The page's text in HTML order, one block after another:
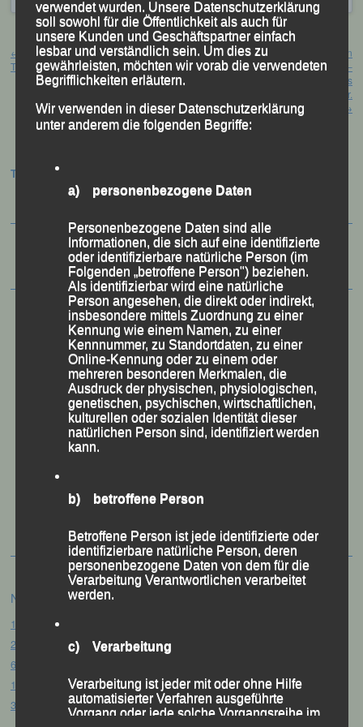
Beitragsnavigation
←
Alpe Adria Ultra Trainl
Travisio (ITA), 29. Mai 2022
Siegfried Kapfer führt jetzt die DJK in
der Diözese – Führung komplett neu –
Peter Schade mit stehendem Applaus
verabschiedet – Weltschiedsrichter Dr.
Brych gab Einblicke
→
Termine:
Festzschrift
Neueste Beiträge
15. Pörndorfer Sommernachtslauf – Pörndorf, 01.08.2026
20. Goldener Steig-Lauf – Stozec/Tusset, 01.08.2026
61. Bergsportfest – Ortenburg, 26.07.2026
12. Loser Berglauf – Altaussee/Österreich, 25.07.2026
32. Sommerbiathlon – Passau, 18.07.2026
verwendet wurden. Unsere Datenschutzerklärung
soll sowohl für die Öffentlichkeit als auch für
unsere Kunden und Geschäftspartner einfach
lesbar und verständlich sein. Um dies zu
gewährleisten, möchten wir vorab die verwendeten
Begrifflichkeiten erläutern.
Wir verwenden in dieser Datenschutzerklärung
unter anderem die folgenden Begriffe:
a) personenbezogene Daten
Personenbezogene Daten sind alle
Informationen, die sich auf eine identifizierte
oder identifizierbare natürliche Person (im
Folgenden „betroffene Person") beziehen.
Als identifizierbar wird eine natürliche
Person angesehen, die direkt oder indirekt,
insbesondere mittels Zuordnung zu einer
Kennung wie einem Namen, zu einer
Kennnummer, zu Standortdaten, zu einer
Online-Kennung oder zu einem oder
mehreren besonderen Merkmalen, die
Ausdruck der physischen, physiologischen,
genetischen, psychischen, wirtschaftlichen,
kulturellen oder sozialen Identität dieser
natürlichen Person sind, identifiziert werden
kann.
b) betroffene Person
Betroffene Person ist jede identifizierte oder
identifizierbare natürliche Person, deren
personenbezogene Daten von dem für die
Verarbeitung Verantwortlichen verarbeitet
werden.
c) Verarbeitung
Verarbeitung ist jeder mit oder ohne Hilfe
automatisierter Verfahren ausgeführte
Vorgang oder jede solche Vorgangsreihe im